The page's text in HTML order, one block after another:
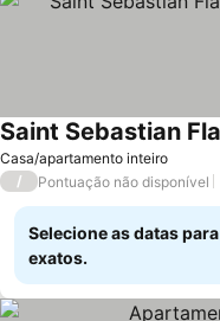
Casa/apartamento inteiro
Ver preços
/ Pontuação não disponível
Selecione as datas
exatos.